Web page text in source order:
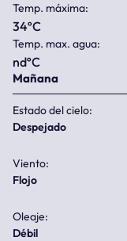
Temp. máxima:
34ºC
Temp. max. agua:
ndºC
Mañana
Estado del cielo:
despejado
Viento:
flojo
Oleaje:
débil